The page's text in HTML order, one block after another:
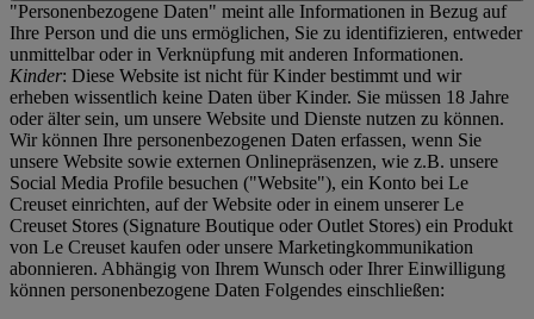
"Personenbezogene Daten" meint alle Informationen in Bezug auf
Ihre Person und die uns ermöglichen, Sie zu identifizieren, entweder
unmittelbar oder in Verknüpfung mit anderen Informationen.
Kinder: Diese Website ist nicht für Kinder bestimmt und wir
erheben wissentlich keine Daten über Kinder. Sie müssen 18 Jahre
oder älter sein, um unsere Website und Dienste nutzen zu können.
Wir können Ihre personenbezogenen Daten erfassen, wenn Sie
unsere Website sowie externen Onlinepräsenzen, wie z.B. unsere
Social Media Profile besuchen ("Website"), ein Konto bei Le
Creuset einrichten, auf der Website oder in einem unserer Le
Creuset Stores (Signature Boutique oder Outlet Stores) ein Produkt
von Le Creuset kaufen oder unsere Marketingkommunikation
abonnieren. Abhängig von Ihrem Wunsch oder Ihrer Einwilligung
können personenbezogene Daten Folgendes einschließen: